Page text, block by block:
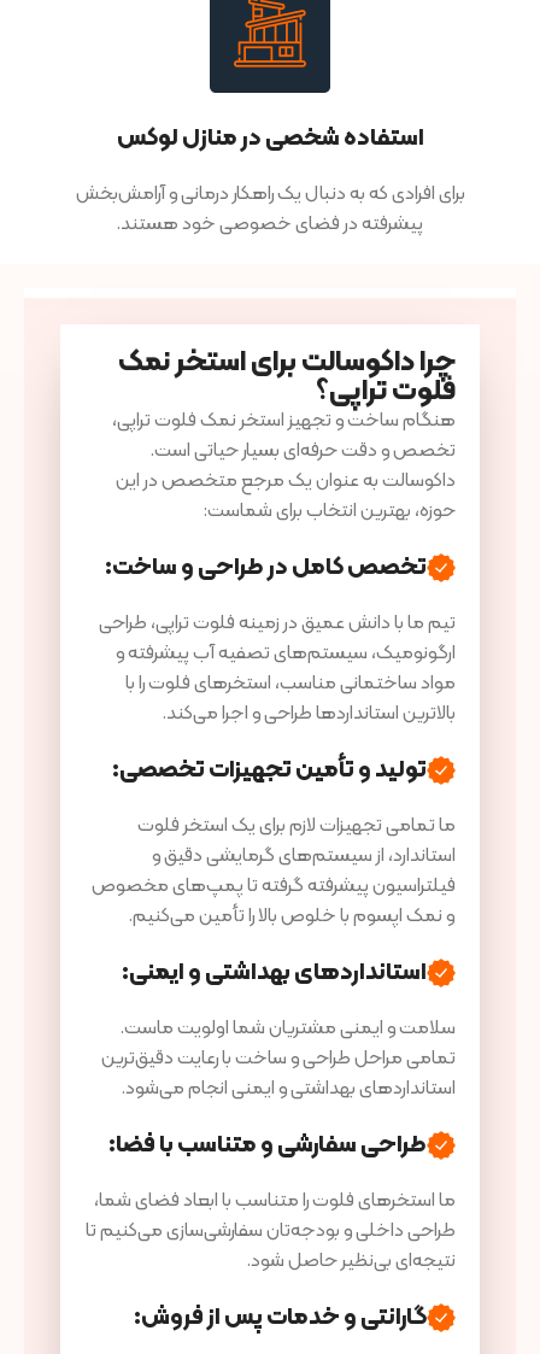
استفاده شخصی در منازل لوکس
برای افرادی که به دنبال یک راهکار درمانی و آرامش‌بخش
پیشرفته در فضای خصوصی خود هستند.
چرا داکوسالت برای استخر نمک
فلوت تراپی؟
هنگام ساخت و تجهیز استخر نمک فلوت تراپی،
تخصص و دقت حرفه‌ای بسیار حیاتی است.
داکوسالت به عنوان یک مرجع متخصص در این
حوزه، بهترین انتخاب برای شماست:
تخصص کامل در طراحی و ساخت:
تیم ما با دانش عمیق در زمینه فلوت تراپی، طراحی
ارگونومیک، سیستم‌های تصفیه آب پیشرفته و
مواد ساختمانی مناسب، استخرهای فلوت را با
بالاترین استانداردها طراحی و اجرا می‌کند.
تولید و تأمین تجهیزات تخصصی:
ما تمامی تجهیزات لازم برای یک استخر فلوت
استاندارد، از سیستم‌های گرمایشی دقیق و
فیلتراسیون پیشرفته گرفته تا پمپ‌های مخصوص
و نمک اپسوم با خلوص بالا را تأمین می‌کنیم.
استانداردهای بهداشتی و ایمنی:
سلامت و ایمنی مشتریان شما اولویت ماست.
تمامی مراحل طراحی و ساخت با رعایت دقیق‌ترین
استانداردهای بهداشتی و ایمنی انجام می‌شود.
طراحی سفارشی و متناسب با فضا:
ما استخرهای فلوت را متناسب با ابعاد فضای شما،
طراحی داخلی و بودجه‌تان سفارشی‌سازی می‌کنیم تا
نتیجه‌ای بی‌نظیر حاصل شود.
گارانتی و خدمات پس از فروش: